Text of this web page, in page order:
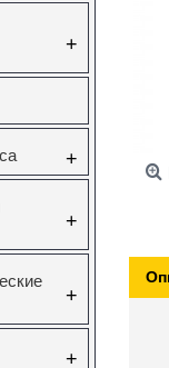
+
+
+
+
+